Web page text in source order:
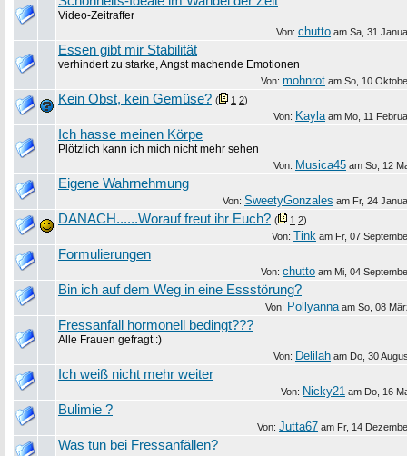
Video-Zeitraffer
Von: chutto am Sa, 31
Essen gibt mir Stabilität
verhindert zu starke, Angst machende Emotionen
Von: mohnrot am So, 10
Kein Obst, kein Gemüse? ( 1 2)
Von: Kayla am Mo, 11
Ich hasse meinen Körpe
Plötzlich kann ich mich nicht mehr sehen
Von: Musica45 am So, 12
Eigene Wahrnehmung
Von: SweetyGonzales am Fr, 24
DANACH......Worauf freut ihr Euch? ( 1 2)
Von: Tink am Fr, 07
Formulierungen
Von: chutto am Mi, 04
Bin ich auf dem Weg in eine Essstörung?
Von: Pollyanna am So, 08
Fressanfall hormonell bedingt???
Alle Frauen gefragt :)
Von: Delilah am Do, 30
Ich weiß nicht mehr weiter
Von: Nicky21 am Do, 16
Bulimie ?
Von: Jutta67 am Fr, 14
Was tun bei Fressanfällen?